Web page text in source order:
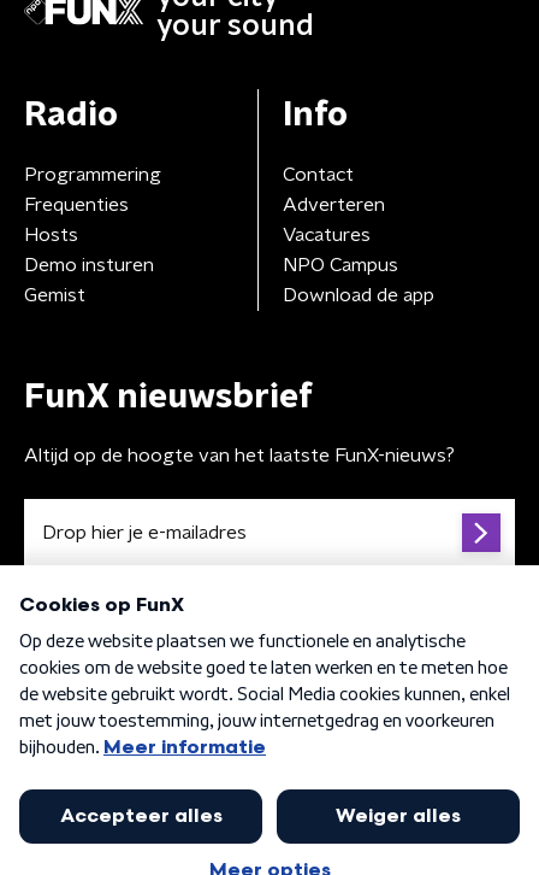
your sound
Radio
Programmering
Frequenties
Hosts
Demo insturen
Gemist
Info
Contact
Adverteren
Vacatures
NPO Campus
Download de app
FunX nieuwsbrief
Altijd op de hoogte van het laatste FunX-nieuws?
Algemene voorwaarden Privacybeleid